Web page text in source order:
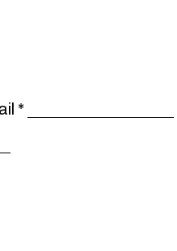
*Обязательно